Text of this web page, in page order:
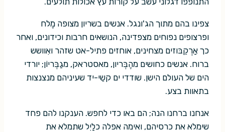
צפינו בהם מתוך הג'ונגל. אנשים בשריון מצופה מֶלח
ופרצופים נפוחים מצפדינה, הנושאים חרבות וכידונים, ואחר
כך אַרְקֵבּוזים מצחינים, אוחזים פתיל-אט שזהר ואִוושש
ברוח. אנשים כחושים מהֶבְּריון, מאסטראק, מגַבְּריוֹן; יורדי
הים של העולם הישן. שודדי ים קשֵי-יד שעיניהם מנצנצות
בתאוות בצע.
אנחנו ברחנו הנה; הם באו כדי לחפש. הענקנו להם פחד
שימלא את כרסיהם, ואימה אפלה כלַיִל שתמלא את